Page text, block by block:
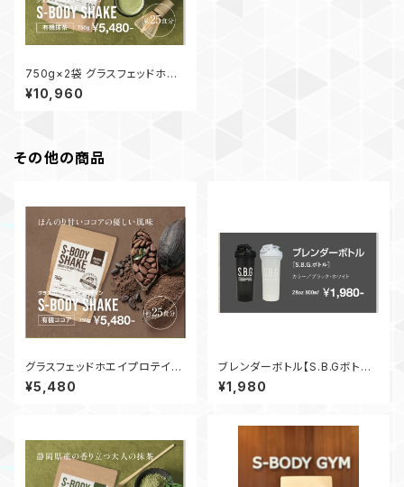
750g×2袋 グラスフェッドホエ
イプロテイン【S-BODY SHAK
E】有機抹茶
¥10,960
その他の商品
グラスフェッドホエイプロテイン
【S-BODY SHAKE】有機ココア
750g
¥5,480
ブレンダーボトル【S.B.Gボトル】
ブラック 28oz 800ml
¥1,980